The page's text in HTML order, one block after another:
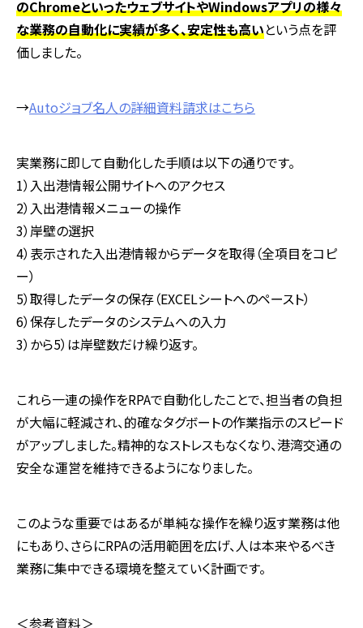
のChromeといったウェブサイトやWindowsアプリの様々
な業務の自動化に実績が多く、安定性も高いという点を評
価しました。
→Autoジョブ名人の詳細資料請求はこちら
実業務に即して自動化した手順は以下の通りです。
1）入出港情報公開サイトへのアクセス
2）入出港情報メニューの操作
3）岸壁の選択
4）表示された入出港情報からデータを取得（全項目をコピ
ー）
5）取得したデータの保存（EXCELシートへのペースト）
6）保存したデータのシステムへの入力
3）から5）は岸壁数だけ繰り返す。
これら一連の操作をRPAで自動化したことで、担当者の負担
が大幅に軽減され、的確なタグボートの作業指示のスピード
がアップしました。精神的なストレスもなくなり、港湾交通の
安全な運営を維持できるようになりました。
このような重要ではあるが単純な操作を繰り返す業務は他
にもあり、さらにRPAの活用範囲を広げ、人は本来やるべき
業務に集中できる環境を整えていく計画です。
＜参考資料＞